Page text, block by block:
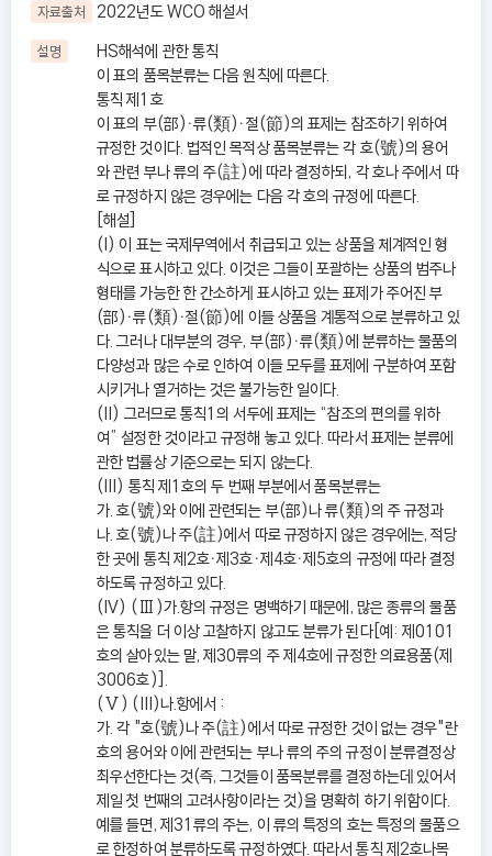
자료출처 2022년도 WCO 해설서
설명
HS해석에 관한 통칙
이 표의 품목분류는 다음 원칙에 따른다.
통칙 제1호
이 표의 부(部)ㆍ류(類)ㆍ절(節)의 표제는 참조하기 위하여
규정한 것이다. 법적인 목적상 품목분류는 각 호(號)의 용어
와 관련 부나 류의 주(註)에 따라 결정하되, 각 호나 주에서 따
로 규정하지 않은 경우에는 다음 각 호의 규정에 따른다.
[해설]
(I) 이 표는 국제무역에서 취급되고 있는 상품을 체계적인 형
식으로 표시하고 있다. 이것은 그들이 포괄하는 상품의 범주나
형태를 가능한 한 간소하게 표시하고 있는 표제가 주어진 부
(部)ㆍ류(類)ㆍ절(節)에 이들 상품을 계통적으로 분류하고 있
다. 그러나 대부분의 경우, 부(部)ㆍ류(類)에 분류하는 물품의
다양성과 많은 수로 인하여 이들 모두를 표제에 구분하여 포함
시키거나 열거하는 것은 불가능한 일이다.
(II) 그러므로 통칙1의 서두에 표제는 “참조의 편의를 위하
여” 설정한 것이라고 규정해 놓고 있다. 따라서 표제는 분류에
관한 법률상 기준으로는 되지 않는다.
(III) 통칙 제1호의 두 번째 부분에서 품목분류는
가. 호(號)와 이에 관련되는 부(部)나 류(類)의 주 규정과
나. 호(號)나 주(註)에서 따로 규정하지 않은 경우에는, 적당
한 곳에 통칙 제2호ㆍ제3호ㆍ제4호ㆍ제5호의 규정에 따라 결정
하도록 규정하고 있다.
(IV) (Ⅲ)가.항의 규정은 명백하기 때문에, 많은 종류의 물품
은 통칙을 더 이상 고찰하지 않고도 분류가 된다[예: 제0101
호의 살아있는 말, 제30류의 주 제4호에 규정한 의료용품(제
3006호)].
(Ⅴ) (III)나.항에서 :
가. 각 "호(號)나 주(註)에서 따로 규정한 것이 없는 경우"란
호의 용어와 이에 관련되는 부나 류의 주의 규정이 분류결정상
최우선한다는 것(즉, 그것들이 품목분류를 결정하는데 있어서
제일 첫 번째의 고려사항이라는 것)을 명확히 하기 위함이다.
예를 들면, 제31류의 주는, 이 류의 특정의 호는 특정의 물품으
로 한정하여 분류하도록 규정하였다. 따라서 통칙 제2호나목